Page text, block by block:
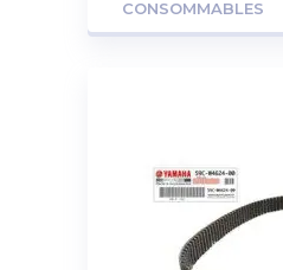
CONSOMMABLES